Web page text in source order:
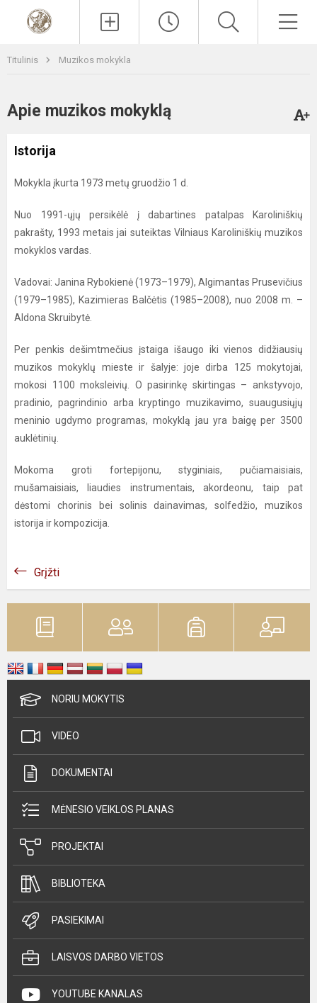
Titulinis Muzikos mokykla
Apie muzikos mokyklą
Istorija
Mokykla įkurta 1973 metų gruodžio 1 d.
Nuo 1991-ųjų persikėlė į dabartines patalpas Karoliniškių
pakrašty, 1993 metais jai suteiktas Vilniaus Karoliniškių muzikos
mokyklos vardas.
Vadovai: Janina Rybokienė (1973–1979), Algimantas Prusevičius
(1979–1985), Kazimieras Balčėtis (1985–2008), nuo 2008 m. –
Aldona Skruibytė.
Per penkis dešimtmečius įstaiga išaugo iki vienos didžiausių
muzikos mokyklų mieste ir šalyje: joje dirba 125 mokytojai,
mokosi 1100 moksleivių. O pasirinkę skirtingas – ankstyvojo,
pradinio, pagrindinio arba kryptingo muzikavimo, suaugusiųjų
meninio ugdymo programas, mokyklą jau yra baigę per 3500
auklėtinių.
Mokoma groti fortepijonu, styginiais, pučiamaisiais,
mušamaisiais, liaudies instrumentais, akordeonu, taip pat
dėstomi chorinis bei solinis dainavimas, solfedžio, muzikos
istorija ir kompozicija.
Grįžti
NORIU MOKYTIS
VIDEO
DOKUMENTAI
MĖNESIO VEIKLOS PLANAS
PROJEKTAI
BIBLIOTEKA
PASIEKIMAI
LAISVOS DARBO VIETOS
YOUTUBE KANALAS